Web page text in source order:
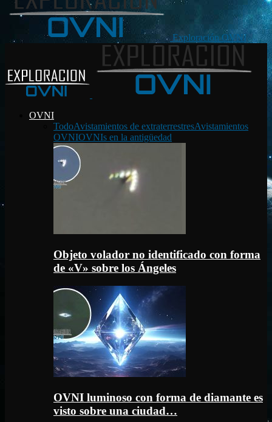
Exploración OVNI
OVNI
TodoAvistamientos de extraterrestresAvistamientos
OVNIOVNIs en la antigüedad
Objeto volador no identificado con forma
de «V» sobre los Ángeles
OVNI luminoso con forma de diamante es
visto sobre una ciudad…